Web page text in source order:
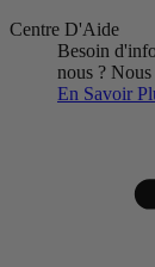
Centre D'Aide
Besoin
nous ? Nous
En Savoir